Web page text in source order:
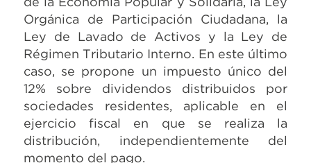
Orgánica de Participación Ciudadana, la
Ley de Lavado de Activos y la Ley de
Régimen Tributario Interno. En este último
caso, se propone un impuesto único del
12% sobre dividendos distribuidos por
sociedades residentes, aplicable en el
ejercicio fiscal en que se realiza la
distribución, independientemente del
momento del pago.